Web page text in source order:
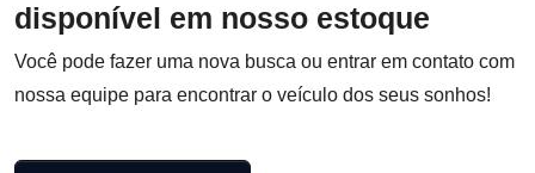
disponível em nosso estoque
Você pode fazer uma nova busca ou entrar em contato com
nossa equipe para encontrar o veículo dos seus sonhos!